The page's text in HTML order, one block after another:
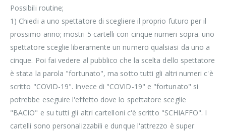
Possibili routine;
1) Chiedi a uno spettatore di scegliere il proprio futuro per il
prossimo anno; mostri 5 cartelli con cinque numeri sopra. uno
spettatore sceglie liberamente un numero qualsiasi da uno a
cinque. Poi fai vedere al pubblico che la scelta dello spettatore
è stata la parola "fortunato", ma sotto tutti gli altri numeri c'è
scritto "COVID-19". Invece di "COVID-19" e "fortunato" si
potrebbe eseguire l'effetto dove lo spettatore sceglie
"BACIO" e su tutti gli altri cartelloni c'è scritto "SCHIAFFO". I
cartelli sono personalizzabili e dunque l'attrezzo è super